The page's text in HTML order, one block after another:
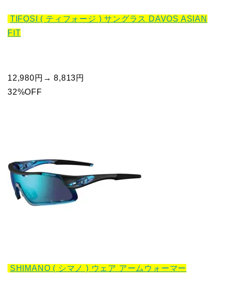
TIFOSI ( ティフォージ ) サングラス DAVOS ASIAN
FIT
12,980円→ 8,813円
32%OFF
SHIMANO ( シマノ ) ウェア アームウォーマー